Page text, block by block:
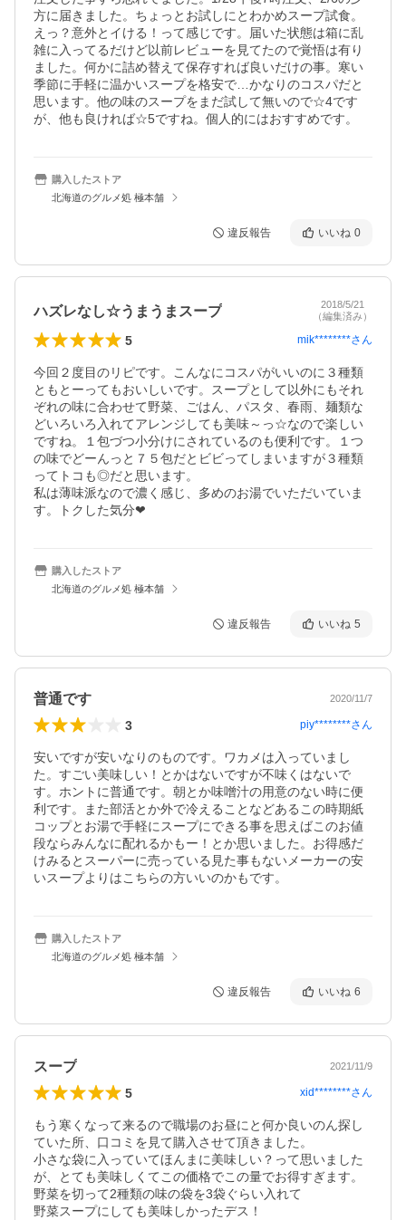
方に届きました。ちょっとお試しにとわかめスープ試食。
えっ？意外とイける！って感じです。届いた状態は箱に乱
雑に入ってるだけど以前レビューを見てたので覚悟は有り
ました。何かに詰め替えて保存すれば良いだけの事。寒い
季節に手軽に温かいスープを格安で…かなりのコスパだと
思います。他の味のスープをまだ試して無いので☆4です
が、他も良ければ☆5ですね。個人的にはおすすめです。
購入したストア
北海道のグルメ処 極本舗
違反報告 いいね 0
ハズレなし☆うまうまスープ
2018/5/21
（編集済み）
5 mik********さん
今回２度目のリピです。こんなにコスパがいいのに３種類
ともとーってもおいしいです。スープとして以外にもそれ
ぞれの味に合わせて野菜、ごはん、パスタ、春雨、麺類な
どいろいろ入れてアレンジしても美味～っ☆なので楽しい
ですね。１包づつ小分けにされているのも便利です。１つ
の味でどーんっと７５包だとビビってしまいますが３種類
ってトコも◎だと思います。
私は薄味派なので濃く感じ、多めのお湯でいただいていま
す。トクした気分❤
購入したストア
北海道のグルメ処 極本舗
違反報告 いいね 5
普通です 2020/11/7
3 piy********さん
安いですが安いなりのものです。ワカメは入っていまし
た。すごい美味しい！とかはないですが不味くはないで
す。ホントに普通です。朝とか味噌汁の用意のない時に便
利です。また部活とか外で冷えることなどあるこの時期紙
コップとお湯で手軽にスープにできる事を思えばこのお値
段ならみんなに配れるかもー！とか思いました。お得感だ
けみるとスーパーに売っている見た事もないメーカーの安
いスープよりはこちらの方いいのかもです。
購入したストア
北海道のグルメ処 極本舗
違反報告 いいね 6
スープ 2021/11/9
5 xid********さん
もう寒くなって来るので職場のお昼にと何か良いのん探し
ていた所、口コミを見て購入させて頂きました。
小さな袋に入っていてほんまに美味しい？って思いました
が、とても美味しくてこの価格でこの量でお得すぎます。
野菜を切って2種類の味の袋を3袋ぐらい入れて
野菜スープにしても美味しかったデス！